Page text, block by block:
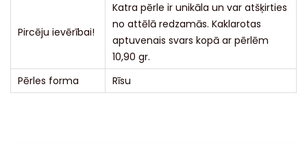
Pircēju ievērībai!
Katra pērle ir unikāla un var atšķirties
no attēlā redzamās. Kaklarotas
aptuvenais svars kopā ar pērlēm
10,90 gr.
Pērles forma
Rīsu